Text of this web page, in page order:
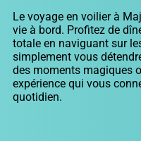
Le voyage en voilier à
vie à bord. Profitez de
totale en naviguant sur
simplement vous
des moments magiques
expérience qui vous
quotidien.